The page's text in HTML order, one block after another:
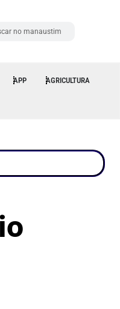
APP AGRICULTURA